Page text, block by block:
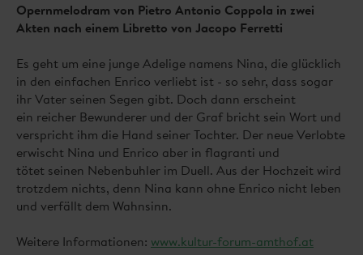
Opernmelodram von Pietro Antonio Coppola in zwei
Akten nach einem Libretto von Jacopo Ferretti
Es geht um eine junge Adelige namens Nina, die glücklich
in den einfachen Enrico verliebt ist - so sehr, dass sogar
ihr Vater seinen Segen gibt. Doch dann erscheint
ein reicher Bewunderer und der Graf bricht sein Wort und
verspricht ihm die Hand seiner Tochter. Der neue Verlobte
erwischt Nina und Enrico aber in flagranti und
tötet seinen Nebenbuhler im Duell. Aus der Hochzeit wird
trotzdem nichts, denn Nina kann ohne Enrico nicht leben
und verfällt dem Wahnsinn.
Weitere Informationen: www.kultur-forum-amthof.at